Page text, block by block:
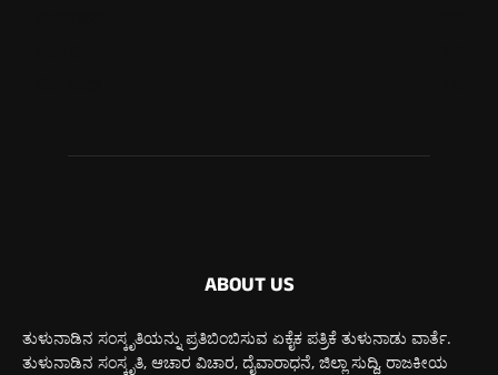
ABOUT US
ತುಳುನಾಡಿನ ಸಂಸ್ಕೃತಿಯನ್ನು ಪ್ರತಿಬಿಂಬಿಸುವ ಏಕೈಕ ಪತ್ರಿಕೆ ತುಳುನಾಡು ವಾರ್ತೆ.
ತುಳುನಾಡಿನ ಸಂಸ್ಕೃತಿ, ಆಚಾರ ವಿಚಾರ, ದೈವಾರಾಧನೆ, ಜಿಲ್ಲಾ ಸುದ್ದಿ, ರಾಜಕೀಯ